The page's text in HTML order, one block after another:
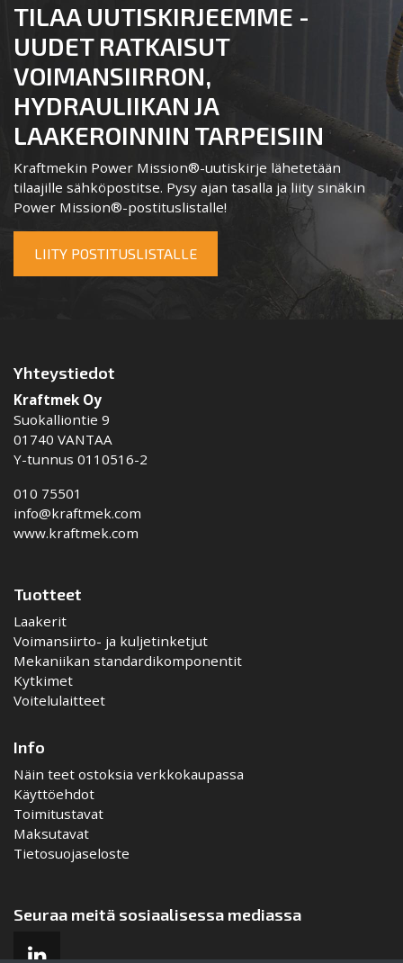
TILAA UUTISKIRJEEMME -
UUDET RATKAISUT
VOIMANSIIRRON,
HYDRAULIIKAN JA
LAAKEROINNIN TARPEISIIN
Kraftmekin Power Mission®-uutiskirje lähetetään
tilaajille sähköpostitse. Pysy ajan tasalla ja liity sinäkin
Power Mission®-postituslistalle!
LIITY POSTITUSLISTALLE
Yhteystiedot
Kraftmek Oy
Suokalliontie 9
01740 VANTAA
Y-tunnus 0110516-2
010 75501
info@kraftmek.com
www.kraftmek.com
Tuotteet
Laakerit
Voimansiirto- ja kuljetinketjut
Mekaniikan standardikomponentit
Kytkimet
Voitelulaitteet
Info
Näin teet ostoksia verkkokaupassa
Käyttöehdot
Toimitustavat
Maksutavat
Tietosuojaseloste
Seuraa meitä sosiaalisessa mediassa